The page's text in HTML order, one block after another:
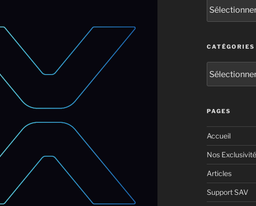
CATÉGORIES
PAGES
Accueil
Nos
Articles
Support SAV